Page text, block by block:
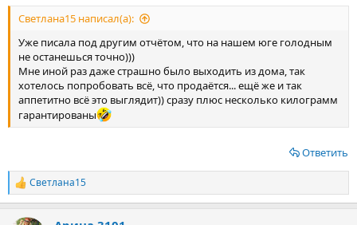
Светлана15 написал(а):
Уже писала под другим отчётом, что на нашем юге голодным
не останешься точно)))
Мне иной раз даже страшно было выходить из дома, так
хотелось попробовать всё, что продаётся... ещё же и так
аппетитно всё это выглядит)) сразу плюс несколько килограмм
гарантированы
Ответить
Р
е
Светлана15